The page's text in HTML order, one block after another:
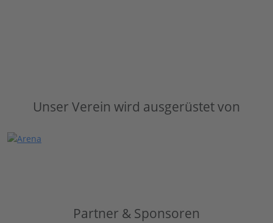
Unser Verein wird ausgerüstet von
Partner & Sponsoren